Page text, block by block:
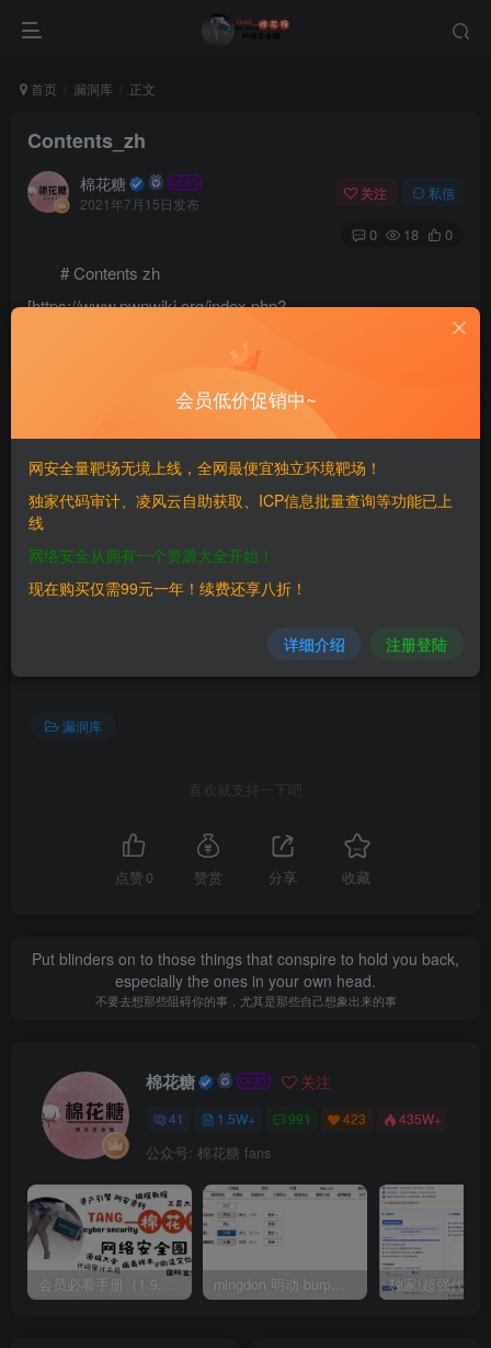
首页 漏洞库 正文
Contents_zh
棉花糖
2021年7月15日发布
关注 私信
0 18 0
# Contents zh
[https://www.pwnwiki.org/index.php?
title=%E5%88%86%E9%A1%9E:%E6%BB%B2%E9%80%8
F%E6%B8%AC%E8%A9%A6%E6%96%87%E6%AA%94 滲
[https://www.pwnwiki.org/index.php?
title=%E5%88%86%E9%A1%9E:%E5%B7%A5%E5%85%B
7%E5%88%86%E4%BA%AB&action=edit&redlink=1 工具分
享]
漏洞库
喜欢就支持一下吧
点赞 0 赞赏 分享 收藏
Put blinders on to those things that conspire to hold you back,
especially the ones in your own head.
不要去想那些阻碍你的事，尤其是那些自己想象出来的事
棉花糖 关注
41 1.5W+ 991 423 435W+
公众号: 棉花糖 fans
会员必看手册（1.9.0版本 26.4.5更新） mingdon 明动 burp插件0.2.6版本 本地时间校验去除版
会员低价促销中~
网安全量靶场无境上线，全网最便宜独立环境靶场！
独家代码审计、凌风云自助获取、ICP信息批量查询等功能已上
线
网络安全从拥有一个资源大全开始！
现在购买仅需99元一年！续费还享八折！
详细介绍 注册登陆